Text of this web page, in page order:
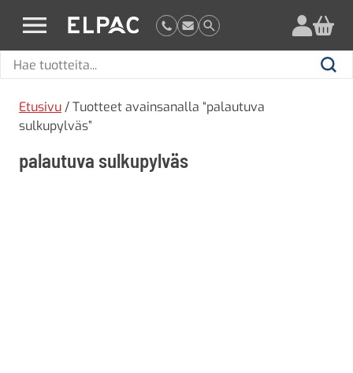
elpac.fi
Hae
Hae
Etusivu / Tuotteet avainsanalla “palautuva
sulkupylväs”
palautuva sulkupylväs